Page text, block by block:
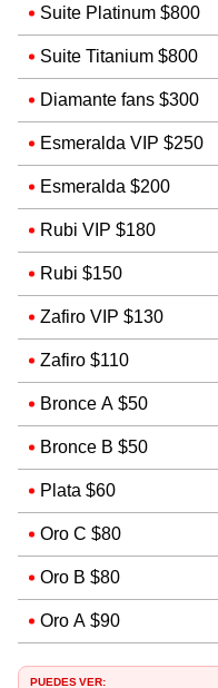
Suite Platinum $800
Suite Titanium $800
Diamante fans $300
Esmeralda VIP $250
Esmeralda $200
Rubi VIP $180
Rubi $150
Zafiro VIP $130
Zafiro $110
Bronce A $50
Bronce B $50
Plata $60
Oro C $80
Oro B $80
Oro A $90
PUEDES VER: